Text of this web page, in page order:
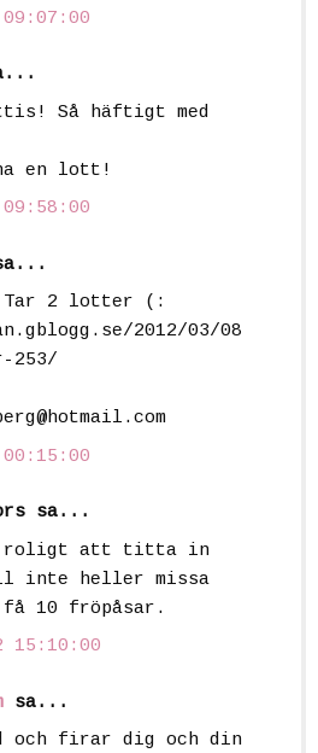
Så häftigt med
en lott!
Tar 2 lotter (:
2012/03/08
253/
sa...
att titta in
inte heller missa
10 fröpåsar.
15:10:00
sa...
och firar dig och din